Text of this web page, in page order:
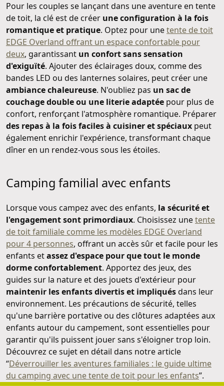
Pour les couples se lançant dans une aventure en tente
de toit, la clé est de créer une configuration à la fois
romantique et pratique. Optez pour unetente de toit
EDGE Overland offrant un espace confortable pour
deux, garantissant un confort sans sensation
d'exiguïté. Ajouter des éclairages doux, comme des
bandes LED ou des lanternes solaires, peut créer une
ambiance chaleureuse. N'oubliez pas un sac de
couchage double ou une literie adaptée pour plus de
confort, renforçant l'atmosphère romantique. Préparer
des repas à la fois faciles à cuisiner et spéciaux peut
également enrichir l'expérience, transformant chaque
dîner en un rendez-vous sous les étoiles.
Camping familial avec enfants
Lorsque vous campez avec des enfants, la sécurité et
l'engagement sont primordiaux. Choisissez unetente
de toit familiale comme les modèles EDGE Overland
pour 4 personnes, offrant un accès sûr et facile pour les
enfants etassez d'espace pour que tout le monde
dorme confortablement. Apportez des jeux, des
guides sur la nature et des jouets d'extérieur pour
maintenir les enfants divertis et impliquésdans leur
environnement. Les précautions de sécurité, telles
qu'une barrière portative ou des clôtures adaptées aux
enfants autour du campement, sont essentielles pour
garantir qu'ils puissent jouer sans s'éloigner trop loin.
Découvrez ce sujet en détail dans notre article
“Déverrouiller les aventures familiales : le guide ultime
du camping avec une tente de toit pour les enfants”.